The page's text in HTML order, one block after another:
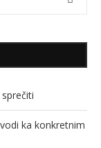
ka konkretnim